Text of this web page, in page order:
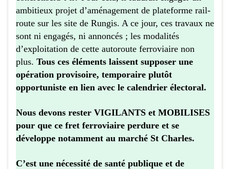
ambitieux projet d’aménagement de plateforme rail-
route sur les site de Rungis. A ce jour, ces travaux ne
sont ni engagés, ni annoncés ; les modalités
d’exploitation de cette autoroute ferroviaire non
plus. Tous ces éléments laissent supposer une
opération provisoire, temporaire plutôt
opportuniste en lien avec le calendrier électoral.
Nous devons rester VIGILANTS et MOBILISES
pour que ce fret ferroviaire perdure et se
développe notamment au marché St Charles.
C’est une nécessité de santé publique et de